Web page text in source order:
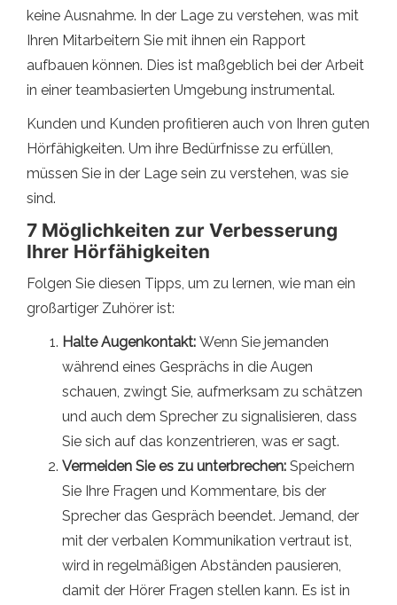
keine Ausnahme. In der Lage zu verstehen, was mit
Ihren Mitarbeitern Sie mit ihnen ein Rapport
aufbauen können. Dies ist maßgeblich bei der Arbeit
in einer teambasierten Umgebung instrumental.
Kunden und Kunden profitieren auch von Ihren guten
Hörfähigkeiten. Um ihre Bedürfnisse zu erfüllen,
müssen Sie in der Lage sein zu verstehen, was sie
sind.
7 Möglichkeiten zur Verbesserung
Ihrer Hörfähigkeiten
Folgen Sie diesen Tipps, um zu lernen, wie man ein
großartiger Zuhörer ist:
Halte Augenkontakt: Wenn Sie jemanden
während eines Gesprächs in die Augen
schauen, zwingt Sie, aufmerksam zu schätzen
und auch dem Sprecher zu signalisieren, dass
Sie sich auf das konzentrieren, was er sagt.
Vermeiden Sie es zu unterbrechen: Speichern
Sie Ihre Fragen und Kommentare, bis der
Sprecher das Gespräch beendet. Jemand, der
mit der verbalen Kommunikation vertraut ist,
wird in regelmäßigen Abständen pausieren,
damit der Hörer Fragen stellen kann. Es ist in